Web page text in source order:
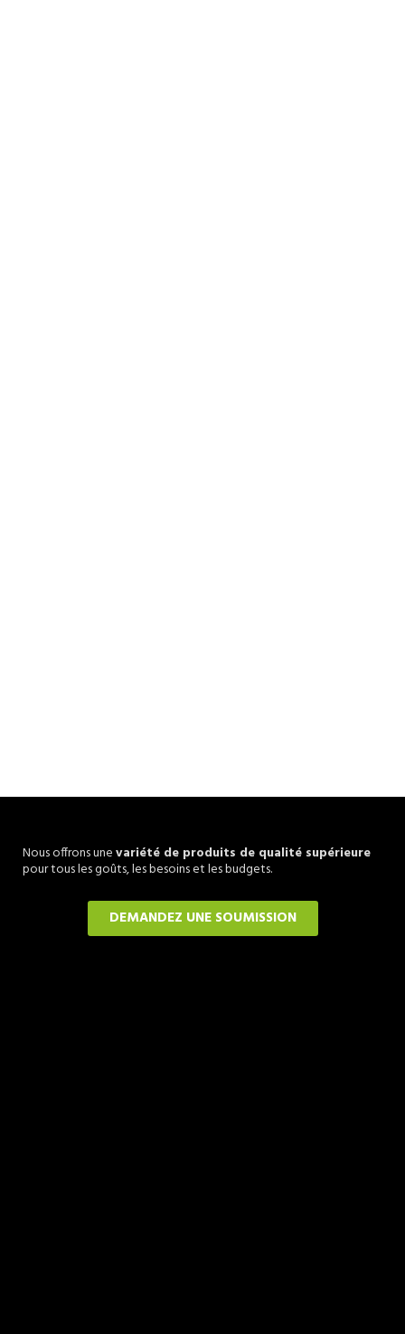
Nous offrons unevariété de produits de qualité supérieure
pour tous les goûts, les besoins et les budgets.
DEMANDEZ UNE SOUMISSION